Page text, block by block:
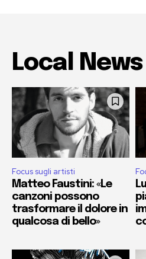
Local News
Focus sugli artisti
Matteo Faustini: «Le
canzoni possono
trasformare il dolore in
qualcosa di bello»